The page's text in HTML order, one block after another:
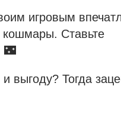
игровым
Ставьте
🌃
выгоду? Тогда